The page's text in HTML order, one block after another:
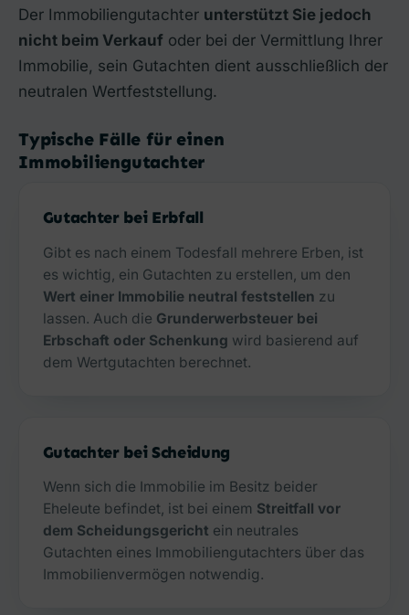
Der Immobiliengutachter unterstützt Sie jedoch
nicht beim Verkauf oder bei der Vermittlung Ihrer
Immobilie, sein Gutachten dient ausschließlich der
neutralen Wertfeststellung.
Typische Fälle für einen
Immobiliengutachter
Gutachter bei Erbfall
Gibt es nach einem Todesfall mehrere Erben, ist
es wichtig, ein Gutachten zu erstellen, um den
Wert einer Immobilie neutral feststellen zu
lassen. Auch die Grunderwerbsteuer bei
Erbschaft oder Schenkung wird basierend auf
dem Wertgutachten berechnet.
Gutachter bei Scheidung
Wenn sich die Immobilie im Besitz beider
Eheleute befindet, ist bei einem Streitfall vor
dem Scheidungsgericht ein neutrales
Gutachten eines Immobiliengutachters über das
Immobilienvermögen notwendig.